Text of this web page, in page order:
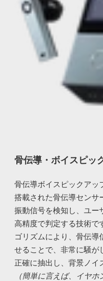
骨伝導・ボイスピッ
骨伝導ボイスピックアッ
搭載された骨伝導センサ
振動信号を検知し、ユー
高精度で判定する技術で
ゴリズムにより、骨伝導
せることで、非常に騒が
正確に抽出し、背景ノイ
（簡単に言えば、イヤ